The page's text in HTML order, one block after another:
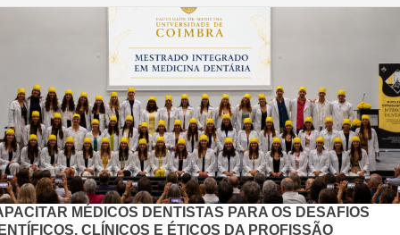
MÉDICOS DENTISTAS PARA OS DESAFIOS
CLÍNICOS E ÉTICOS DA PROFISSÃO